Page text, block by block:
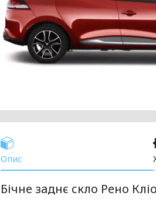
Опис
Бічне заднє скло Рено